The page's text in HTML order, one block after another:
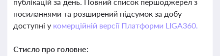
посиланнями та розширений підсумок за добу
доступні у комерційній версії Платформи LIGA360.
Стисло про головне: